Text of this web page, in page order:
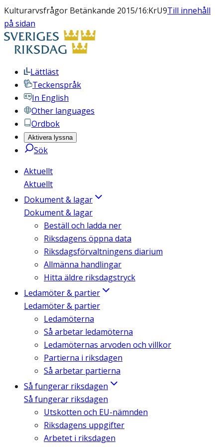
Kulturarvsfrågor Betänkande 2015/16:KrU9Till innehåll
på sidan
Lättläst
Teckenspråk
In English
Other languages
Ordbok
Aktivera lyssna
Sök
Aktuellt
Aktuellt
Dokument & lagar
Dokument & lagar
Beställ och ladda ner
Riksdagens öppna data
Riksdagsförvaltningens diarium
Allmänna handlingar
Hitta äldre riksdagstryck
Ledamöter & partier
Ledamöter & partier
Ledamöterna
Så arbetar ledamöterna
Ledamöternas arvoden och villkor
Partierna i riksdagen
Så arbetar partierna
Så fungerar riksdagen
Så fungerar riksdagen
Utskotten och EU-nämnden
Riksdagens uppgifter
Arbetet i riksdagen